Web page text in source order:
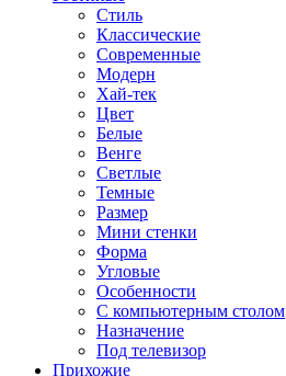
Стиль
Классические
Современные
Модерн
Хай-тек
Цвет
Белые
Венге
Светлые
Темные
Размер
Мини стенки
Форма
Угловые
Особенности
С компьютерным столом
Назначение
Под телевизор
Прихожие